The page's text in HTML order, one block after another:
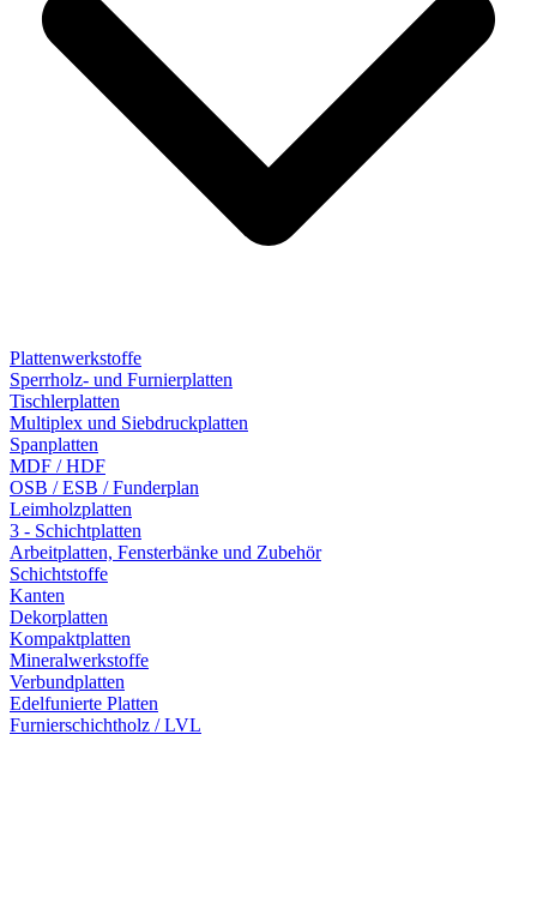
Plattenwerkstoffe
Sperrholz- und Furnierplatten
Tischlerplatten
Multiplex und Siebdruckplatten
Spanplatten
MDF / HDF
OSB / ESB / Funderplan
Leimholzplatten
3 - Schichtplatten
Arbeitplatten, Fensterbänke und Zubehör
Schichtstoffe
Kanten
Dekorplatten
Kompaktplatten
Mineralwerkstoffe
Verbundplatten
Edelfunierte Platten
Furnierschichtholz / LVL